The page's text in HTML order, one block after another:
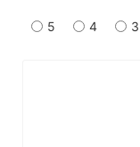
5 4 3